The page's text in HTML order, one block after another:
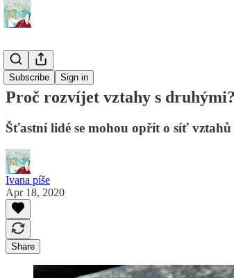
Subscribe Sign in
🪄 Tipy
Proč rozvíjet vztahy s druhými?
Šťastní lidé se mohou opřít o síť
Ivana píše
Apr 18, 2020
Share